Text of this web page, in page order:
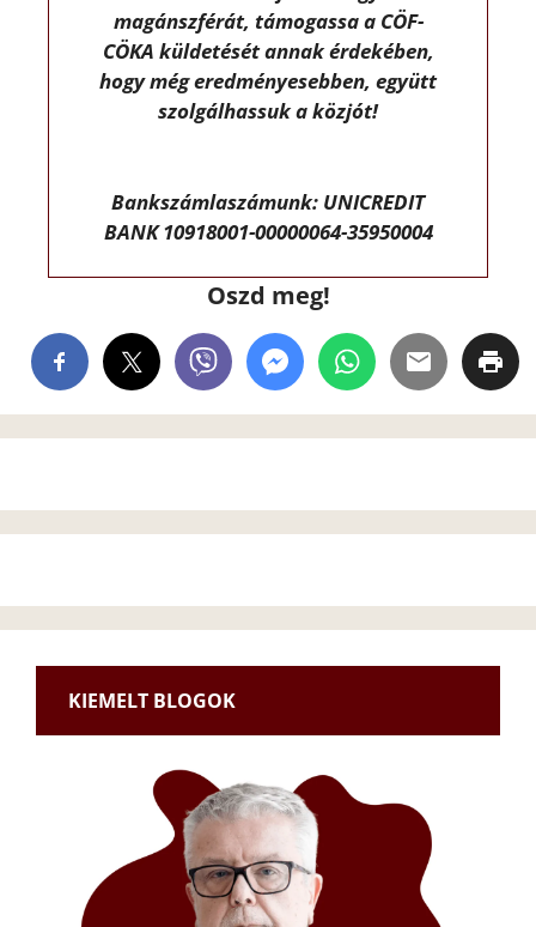
magánszférát, támogassa a CÖF-
CÖKA küldetését annak érdekében,
hogy még eredményesebben, együtt
szolgálhassuk a közjót!
Bankszámlaszámunk: UNICREDIT
BANK 10918001-00000064-35950004
Oszd meg!
KIEMELT BLOGOK